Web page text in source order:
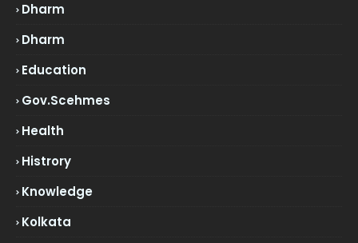
Dharm
Dharm
Education
Gov.scehmes
Health
Histrory
Knowledge
Kolkata